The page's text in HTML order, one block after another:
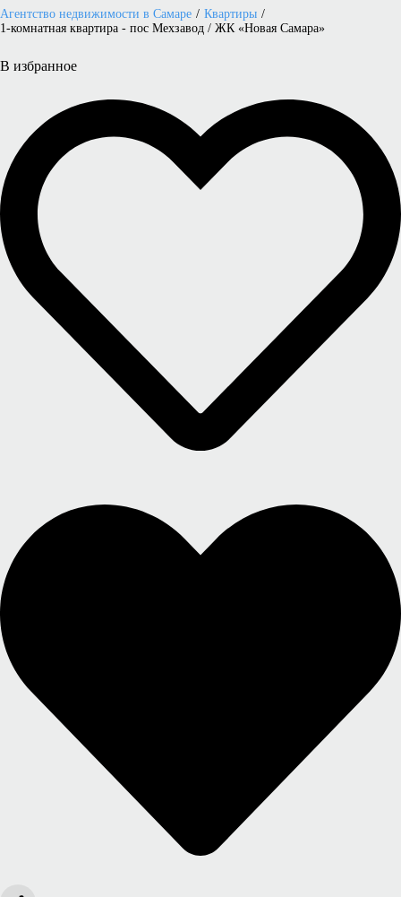
Агентство недвижимости в Самаре
Квартиры
1-комнатная квартира - пос Мехзавод / ЖК «Новая Самара»
В избранное